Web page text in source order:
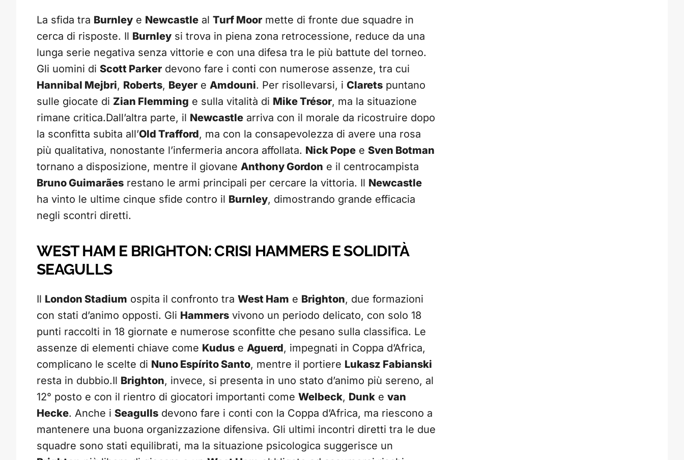
La sfida tra Burnley e Newcastle al Turf Moor mette di fronte due squadre in
cerca di risposte. Il Burnley si trova in piena zona retrocessione, reduce da una
lunga serie negativa senza vittorie e con una difesa tra le più battute del torneo.
Gli uomini di Scott Parker devono fare i conti con numerose assenze, tra cui
Hannibal Mejbri, Roberts, Beyer e Amdouni. Per risollevarsi, i Clarets puntano
sulle giocate di Zian Flemming e sulla vitalità di Mike Trésor, ma la situazione
rimane critica.Dall’altra parte, il Newcastle arriva con il morale da ricostruire dopo
la sconfitta subita all’Old Trafford, ma con la consapevolezza di avere una rosa
più qualitativa, nonostante l’infermeria ancora affollata. Nick Pope e Sven Botman
tornano a disposizione, mentre il giovane Anthony Gordon e il centrocampista
Bruno Guimarães restano le armi principali per cercare la vittoria. Il Newcastle
ha vinto le ultime cinque sfide contro il Burnley, dimostrando grande efficacia
negli scontri diretti.
WEST HAM E BRIGHTON: CRISI HAMMERS E SOLIDITÀ
SEAGULLS
Il London Stadium ospita il confronto tra West Ham e Brighton, due formazioni
con stati d’animo opposti. Gli Hammers vivono un periodo delicato, con solo 18
punti raccolti in 18 giornate e numerose sconfitte che pesano sulla classifica. Le
assenze di elementi chiave come Kudus e Aguerd, impegnati in Coppa d’Africa,
complicano le scelte di Nuno Espírito Santo, mentre il portiere Lukasz Fabianski
resta in dubbio.Il Brighton, invece, si presenta in uno stato d’animo più sereno, al
12° posto e con il rientro di giocatori importanti come Welbeck, Dunk e van
Hecke. Anche i Seagulls devono fare i conti con la Coppa d’Africa, ma riescono a
mantenere una buona organizzazione difensiva. Gli ultimi incontri diretti tra le due
squadre sono stati equilibrati, ma la situazione psicologica suggerisce un